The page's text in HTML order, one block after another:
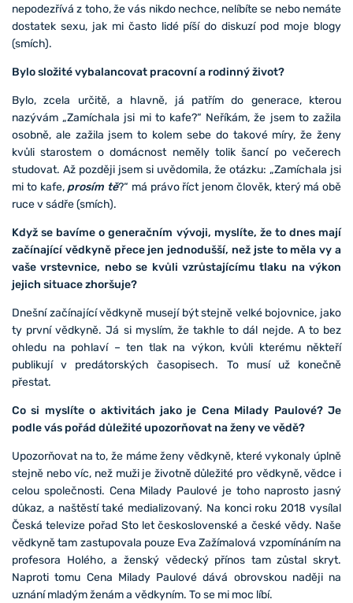
nepodezřívá z toho, že vás nikdo nechce, nelíbíte se nebo nemáte
dostatek sexu, jak mi často lidé píší do diskuzí pod moje blogy
(smích).
Bylo složité vybalancovat pracovní a rodinný život?
Bylo, zcela určitě, a hlavně, já patřím do generace, kterou
nazývám „Zamíchala jsi mi to kafe?“ Neříkám, že jsem to zažila
osobně, ale zažila jsem to kolem sebe do takové míry, že ženy
kvůli starostem o domácnost neměly tolik šancí po večerech
studovat. Až později jsem si uvědomila, že otázku: „Zamíchala jsi
mi to kafe,prosím tě?“ má právo říct jenom člověk, který má obě
ruce v sádře (smích).
Když se bavíme o generačním vývoji, myslíte, že to dnes mají
začínající vědkyně přece jen jednodušší, než jste to měla vy a
vaše vrstevnice, nebo se kvůli vzrůstajícímu tlaku na výkon
jejich situace zhoršuje?
Dnešní začínající vědkyně musejí být stejně velké bojovnice, jako
ty první vědkyně. Já si myslím, že takhle to dál nejde. A to bez
ohledu na pohlaví – ten tlak na výkon, kvůli kterému někteří
publikují v predátorských časopisech. To musí už konečně
přestat.
Co si myslíte o aktivitách jako je Cena Milady Paulové? Je
podle vás pořád důležité upozorňovat na ženy ve vědě?
Upozorňovat na to, že máme ženy vědkyně, které vykonaly úplně
stejně nebo víc, než muži je životně důležité pro vědkyně, vědce i
celou společnosti. Cena Milady Paulové je toho naprosto jasný
důkaz, a naštěstí také medializovaný. Na konci roku 2018 vysílal
Česká televize pořad Sto let československé a české vědy. Naše
vědkyně tam zastupovala pouze Eva Zažímalová vzpomínáním na
profesora Holého, a ženský vědecký přínos tam zůstal skryt.
Naproti tomu Cena Milady Paulové dává obrovskou naději na
uznání mladým ženám a vědkyním. To se mi moc líbí.